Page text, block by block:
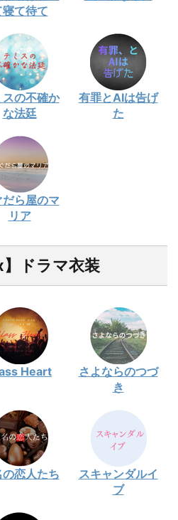
寝て待て
スの不確か
な法廷
有罪とAIは告げ
た
だら屋のマ
リア
】ドラマ衣装
Heart
さよならのつづ
き
の恋人たち
スキャンダルイ
ブ